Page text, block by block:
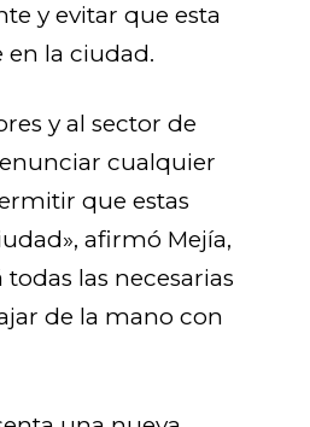
y evitar que esta
la ciudad.
y al sector de
cualquier
que estas
afirmó Mejía,
las necesarias
de la mano con